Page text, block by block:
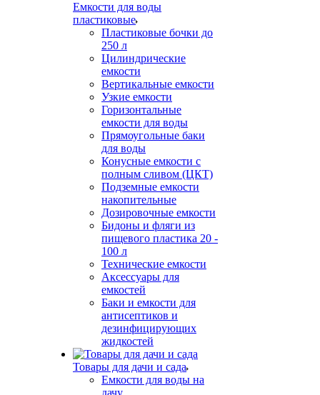
Емкости для воды
пластиковые
Пластиковые бочки до
250 л
Цилиндрические
емкости
Вертикальные емкости
Узкие емкости
Горизонтальные
емкости для воды
Прямоугольные баки
для воды
Конусные емкости с
полным сливом (ЦКТ)
Подземные емкости
накопительные
Дозировочные емкости
Бидоны и фляги из
пищевого пластика 20 -
100 л
Технические емкости
Аксессуары для
емкостей
Баки и емкости для
антисептиков и
дезинфицирующих
жидкостей
Товары для дачи и сада
Емкости для воды на
дачу